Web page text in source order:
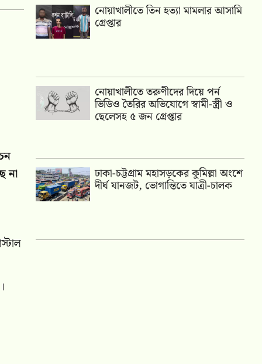
না
নোয়াখালীতে তিন হত্যা মামলার আসামি
গ্রেপ্তার
নোয়াখালীতে তরুণীদের দিয়ে পর্ন
ভিডিও তৈরির অভিযোগে স্বামী-স্ত্রী ও
ছেলেসহ ৫ জন গ্রেপ্তার
ঢাকা-চট্টগ্রাম মহাসড়কের কুমিল্লা অংশে
দীর্ঘ যানজট, ভোগান্তিতে যাত্রী-চালক